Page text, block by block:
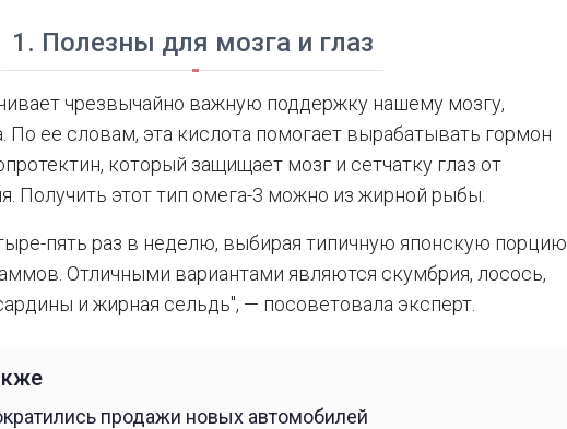
1. Полезны для мозга и глаз
чрезвычайно важную поддержку нашему мозгу,
По ее словам, эта кислота помогает вырабатывать гормон
который защищает мозг и сетчатку глаз от
Получить этот тип омега-3 можно из жирной рыбы.
пять раз в неделю, выбирая типичную японскую порцию
Отличными вариантами являются скумбрия, лосось,
и жирная сельдь", — посоветовала эксперт.
продажи новых автомобилей